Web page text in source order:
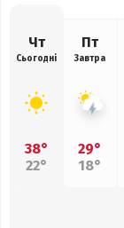
Чт
Сьогодні
38°
22°
Пт
Завтра
29°
18°